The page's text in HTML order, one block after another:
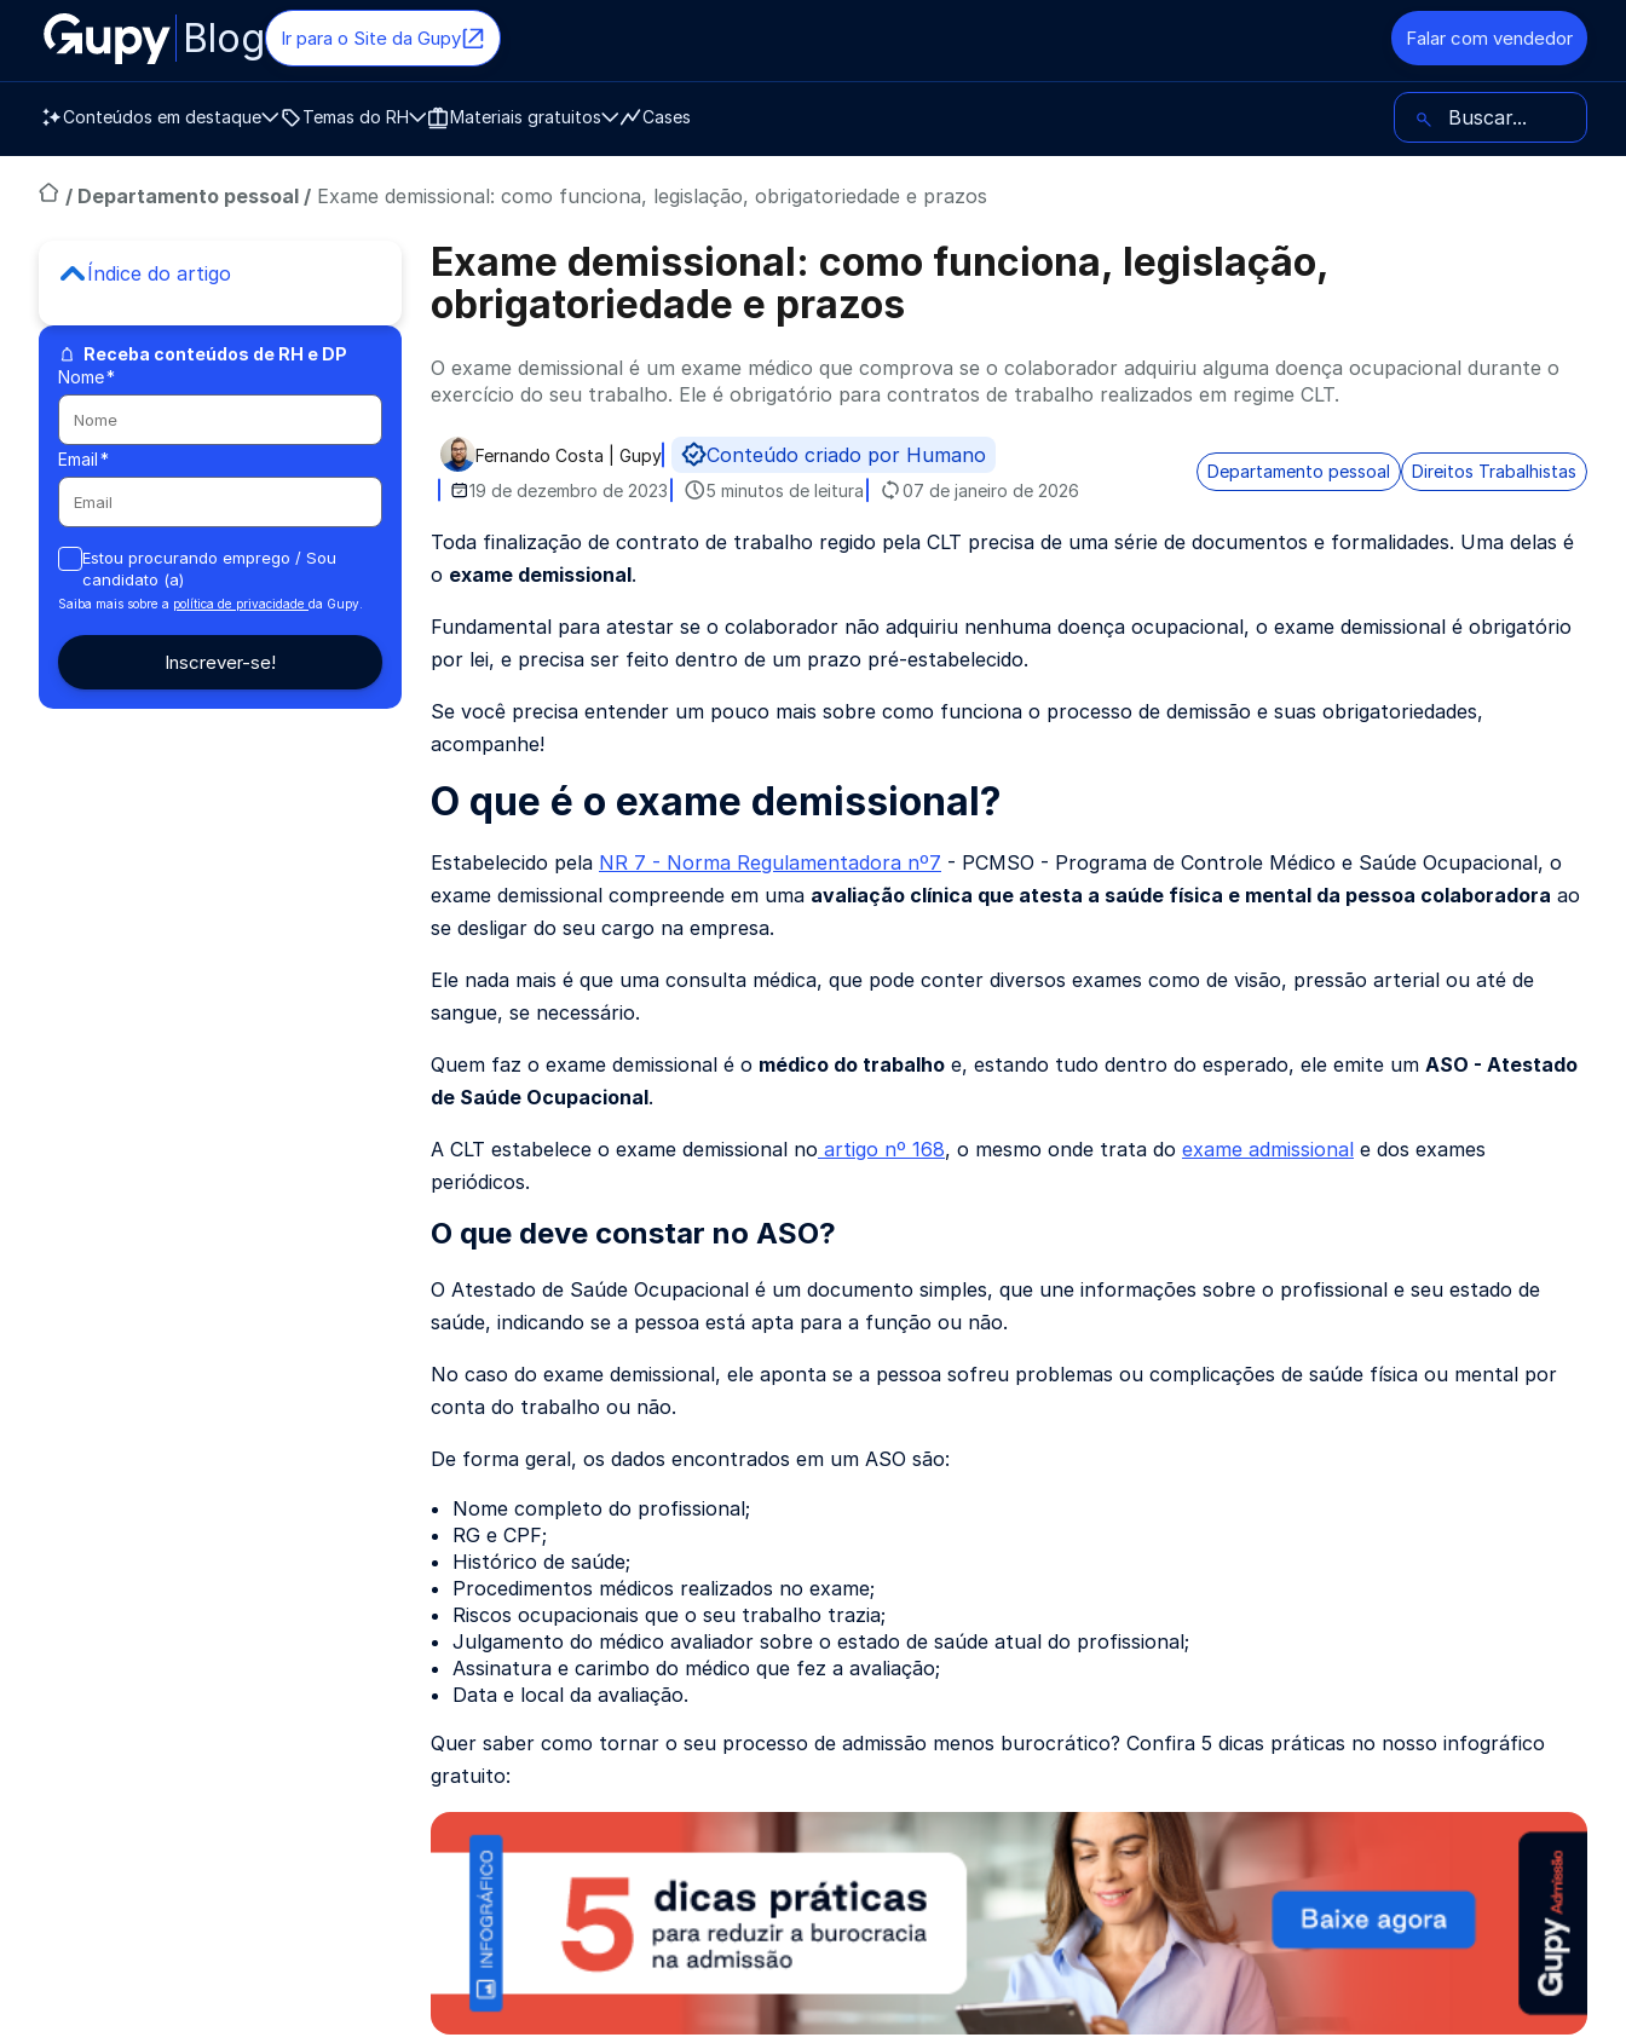
Blog Ir para o Site da Gupy Falar com vendedor
Conteúdos em destaque Temas do RH Materiais gratuitos Cases Buscar no blog
/ Departamento pessoal / Exame demissional: como funciona, legislação, obrigatoriedade e prazos
Índice do artigo
Receba conteúdos de RH e DP
Nome*
Email*
Estou procurando emprego / Sou
candidato (a)
Saiba mais sobre a política de privacidade da Gupy.
Exame demissional: como funciona, legislação,
obrigatoriedade e prazos
O exame demissional é um exame médico que comprova se o colaborador adquiriu alguma doença ocupacional durante o
exercício do seu trabalho. Ele é obrigatório para contratos de trabalho realizados em regime CLT.
Publicado por
Fernando Costa | Gupy Conteúdo criado por Humano
19 de dezembro de 2023 5 minutos de leitura 07 de janeiro de 2026
Departamento pessoal Direitos Trabalhistas
Toda finalização de contrato de trabalho regido pela CLT precisa de uma série de documentos e formalidades. Uma delas é
o exame demissional.
Fundamental para atestar se o colaborador não adquiriu nenhuma doença ocupacional, o exame demissional é obrigatório
por lei, e precisa ser feito dentro de um prazo pré-estabelecido.
Se você precisa entender um pouco mais sobre como funciona o processo de demissão e suas obrigatoriedades,
acompanhe!
O que é o exame demissional?
Estabelecido pela NR 7 - Norma Regulamentadora nº7 - PCMSO - Programa de Controle Médico e Saúde Ocupacional, o
exame demissional compreende em uma avaliação clínica que atesta a saúde física e mental da pessoa colaboradora ao
se desligar do seu cargo na empresa.
Ele nada mais é que uma consulta médica, que pode conter diversos exames como de visão, pressão arterial ou até de
sangue, se necessário.
Quem faz o exame demissional é o médico do trabalho e, estando tudo dentro do esperado, ele emite um ASO - Atestado
de Saúde Ocupacional.
A CLT estabelece o exame demissional no artigo nº 168, o mesmo onde trata do exame admissional e dos exames
periódicos.
O que deve constar no ASO?
O Atestado de Saúde Ocupacional é um documento simples, que une informações sobre o profissional e seu estado de
saúde, indicando se a pessoa está apta para a função ou não.
No caso do exame demissional, ele aponta se a pessoa sofreu problemas ou complicações de saúde física ou mental por
conta do trabalho ou não.
De forma geral, os dados encontrados em um ASO são:
Nome completo do profissional;
RG e CPF;
Histórico de saúde;
Procedimentos médicos realizados no exame;
Riscos ocupacionais que o seu trabalho trazia;
Julgamento do médico avaliador sobre o estado de saúde atual do profissional;
Assinatura e carimbo do médico que fez a avaliação;
Data e local da avaliação.
Quer saber como tornar o seu processo de admissão menos burocrático? Confira 5 dicas práticas no nosso infográfico
gratuito: